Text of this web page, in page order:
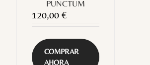
PUNCTUM
120,00 €
COMPRAR
AHORA